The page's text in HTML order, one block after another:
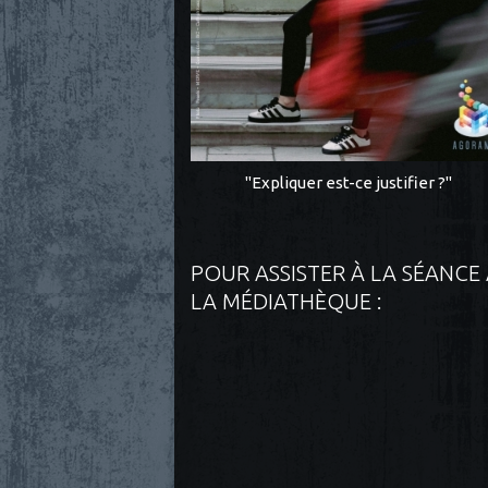
"Expliquer est-ce justifier ?"
POUR ASSISTER À LA SÉANCE
LA MÉDIATHÈQUE :